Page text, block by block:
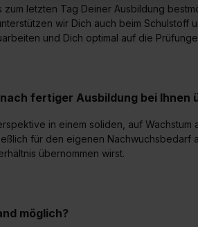
Einwilligung zur Platzierung von
umfasst hierbei die Einwilligung zur
„Details zeigen“. Weitere
letzten Tag Deiner Ausbildung
wir Dich auch beim Schulstoff
und Dich optimal auf die
fertiger Ausbildung bei Ihnen
in einem soliden, auf Wachstum
für den eigenen Nachwuchsbedarf
übernommen wirst.
möglich?